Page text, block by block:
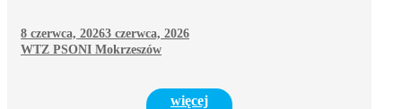
8 czerwca, 20263 czerwca, 2026
WTZ PSONI Mokrzeszów
więcej